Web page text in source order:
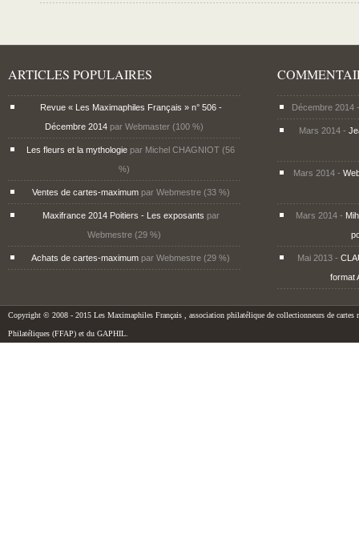
ARTICLES POPULAIRES
Revue « Les Maximaphiles Français » n° 506 -
Décembre 2014 par Webmaster (100 %)
Les fleurs et la mythologie par Michel CHAGNIOT (56
%)
Ventes de cartes-maximumpar Webmestre (33 %)
Maxifrance 2014 Poitiers - Les exposants par
Webmestre (29 %)
Achats de cartes-maximum par Webmestre (29 %)
Décembre
Mars 2014 -
Mars 2014 -
Mars 2014 -
Mai 2013 -
format
Copyright © 2008 - 2015 Les Maximaphiles Français , association philatélique de collectionneurs de
Philatéliques (FFAP) et du GAPHIL.